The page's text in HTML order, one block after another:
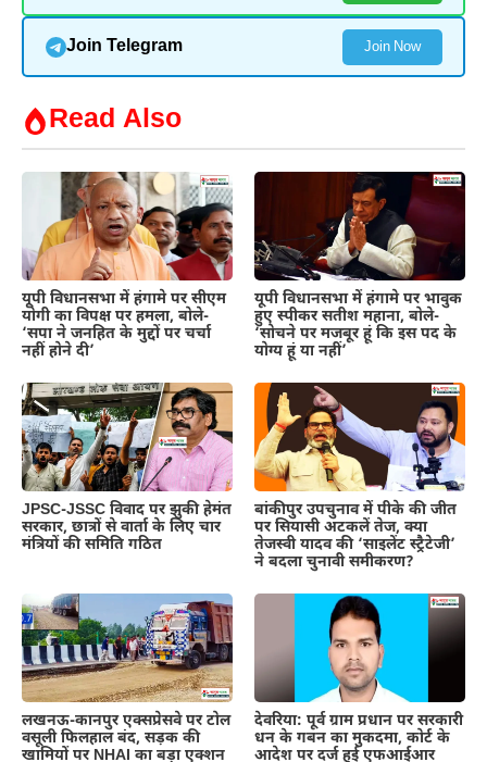
Join Telegram Join Now
Read Also
यूपी विधानसभा में हंगामे पर सीएम
योगी का विपक्ष पर हमला, बोले-
‘सपा ने जनहित के मुद्दों पर चर्चा
नहीं होने दी’
यूपी विधानसभा में हंगामे पर भावुक
हुए स्पीकर सतीश महाना, बोले-
‘सोचने पर मजबूर हूं कि इस पद के
योग्य हूं या नहीं’
JPSC-JSSC विवाद पर झुकी हेमंत
सरकार, छात्रों से वार्ता के लिए चार
मंत्रियों की समिति गठित
बांकीपुर उपचुनाव में पीके की जीत
पर सियासी अटकलें तेज, क्या
तेजस्वी यादव की ‘साइलेंट स्ट्रैटेजी’
ने बदला चुनावी समीकरण?
लखनऊ-कानपुर एक्सप्रेसवे पर टोल
वसूली फिलहाल बंद, सड़क की
खामियों पर NHAI का बड़ा एक्शन
देवरिया: पूर्व ग्राम प्रधान पर सरकारी
धन के गबन का मुकदमा, कोर्ट के
आदेश पर दर्ज हुई एफआईआर